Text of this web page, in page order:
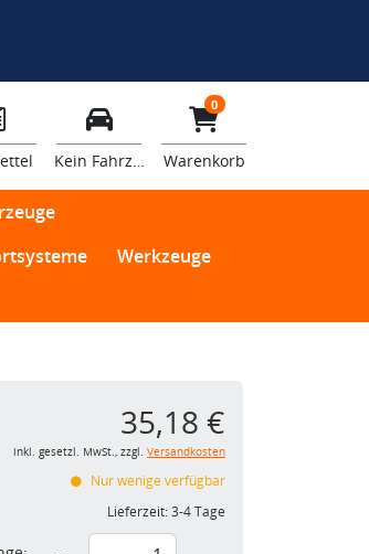
Kein Fahrzeug
0
Warenkorb
Werkzeuge
35,18 €
inkl. gesetzl. MwSt., zzgl. Versandkosten
Nur wenige verfügbar
Lieferzeit:3-4 Tage